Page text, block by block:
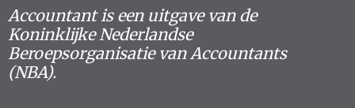
Accountant is een uitgave van de
Koninklijke Nederlandse
Beroepsorganisatie van Accountants
(NBA).